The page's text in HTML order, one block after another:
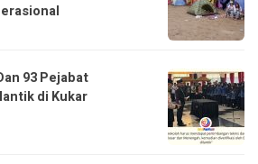
93 Pejabat
di Kukar